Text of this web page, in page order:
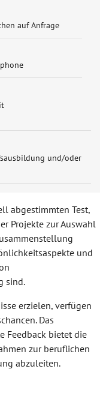
auf Anfrage
und/oder
abgestimmten Test,
Projekte zur Auswahl
und
sind.
erzielen, verfügen
Das
Feedback bietet die
zur beruflichen
abzuleiten.